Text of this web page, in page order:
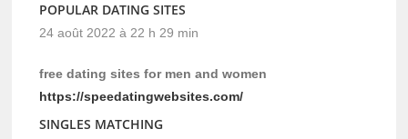
POPULAR DATING SITES
24 août 2022 à 22 h 29 min
free dating sites for men and women
https://speedatingwebsites.com/
SINGLES MATCHING